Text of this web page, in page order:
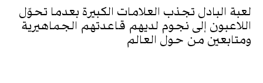
لعبة البادل تجذب العلامات الكبيرة بعدما تحوّل
اللاعبون إلى نجوم لديهم قاعدتهم الجماهيرية
ومتابعين من حول العالم